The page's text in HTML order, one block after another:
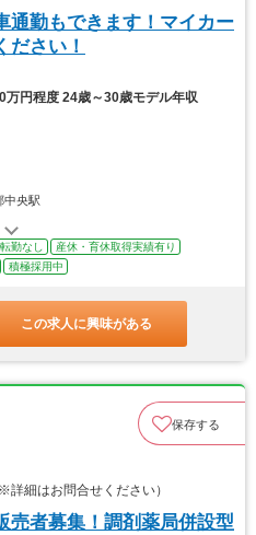
通勤もできます！マイカー
ださい！
万円程度 24歳～30歳モデル年収
中央駅
勤なし
産休・育休取得実績有り
積極採用中
この求人に興味がある
保存する
細はお問合せください）
売者募集！調剤薬局併設型